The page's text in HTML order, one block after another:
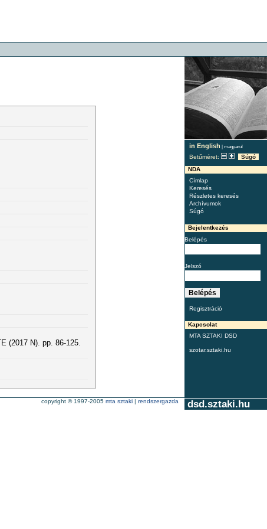
in English | magyarul
Betűméret:
Súgó
NDA
Címlap
Keresés
Részletes keresés
Archívumok
Súgó
Bejelentkezés
Belépés
Jelszó
Regisztráció
Kapcsolat
MTA SZTAKI DSD
szotar.sztaki.hu
(2017 N). pp. 86-125.
dsd.sztaki.hu
copyright © 1997-2005 mta sztaki | rendszergazda